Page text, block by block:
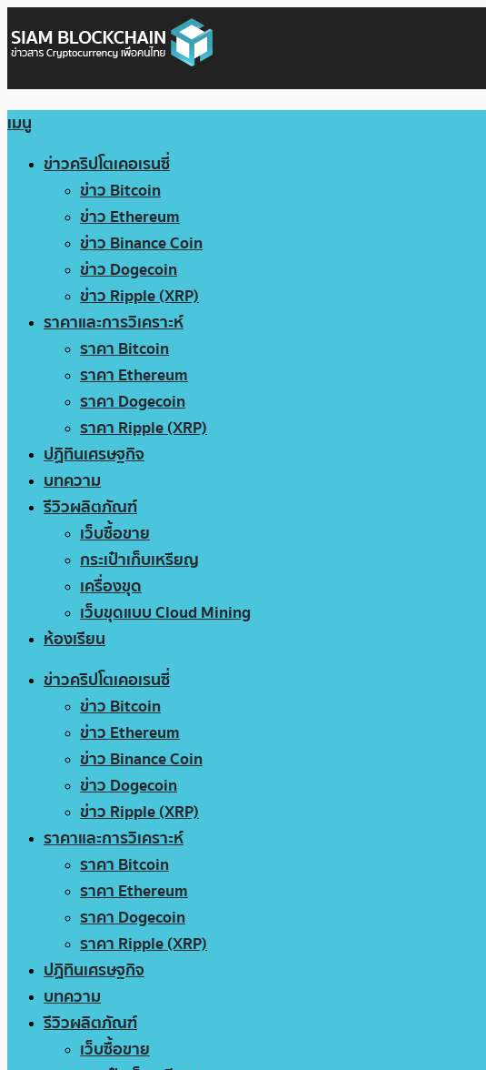
เมนู
ข่าวคริปโตเคอเรนซี่
ข่าว Bitcoin
ข่าว Ethereum
ข่าว Binance Coin
ข่าว Dogecoin
ข่าว Ripple (XRP)
ราคาและการวิเคราะห์
ราคา Bitcoin
ราคา Ethereum
ราคา Dogecoin
ราคา Ripple (XRP)
ปฏิทินเศรษฐกิจ
บทความ
รีวิวผลิตภัณฑ์
เว็บซื้อขาย
กระเป๋าเก็บเหรียญ
เครื่องขุด
เว็บขุดแบบ Cloud Mining
ห้องเรียน
ข่าวคริปโตเคอเรนซี่
ข่าว Bitcoin
ข่าว Ethereum
ข่าว Binance Coin
ข่าว Dogecoin
ข่าว Ripple (XRP)
ราคาและการวิเคราะห์
ราคา Bitcoin
ราคา Ethereum
ราคา Dogecoin
ราคา Ripple (XRP)
ปฏิทินเศรษฐกิจ
บทความ
รีวิวผลิตภัณฑ์
เว็บซื้อขาย